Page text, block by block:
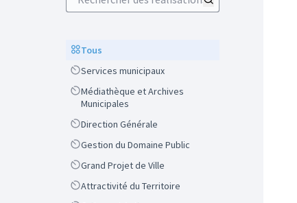
ScopeTous
ScopeServices municipaux
Scope
Médiathèque et Archives
Municipales
ScopeDirection Générale
ScopeGestion du Domaine Public
ScopeGrand Projet de Ville
ScopeAttractivité du Territoire